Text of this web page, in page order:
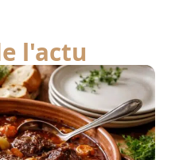
l'actu